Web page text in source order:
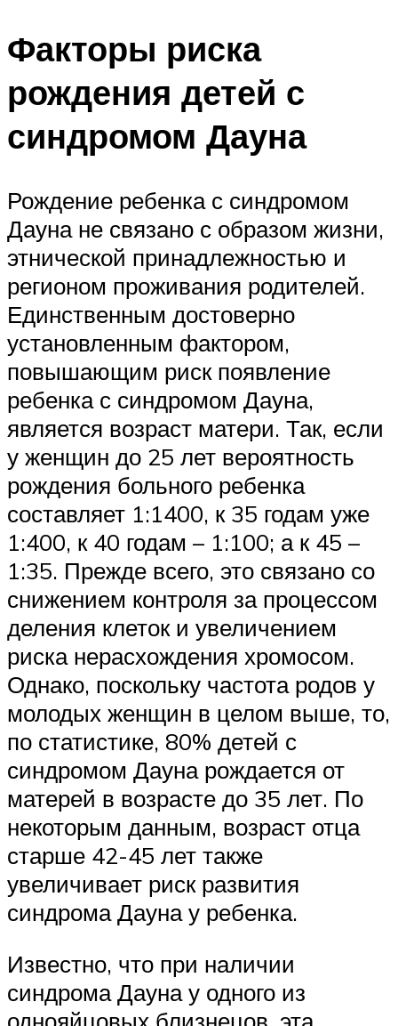
Факторы риска
рождения детей с
синдромом Дауна
Рождение ребенка с синдромом
Дауна не связано с образом жизни,
этнической принадлежностью и
регионом проживания родителей.
Единственным достоверно
установленным фактором,
повышающим риск появление
ребенка с синдромом Дауна,
является возраст матери. Так, если
у женщин до 25 лет вероятность
рождения больного ребенка
составляет 1:1400, к 35 годам уже
1:400, к 40 годам – 1:100; а к 45 –
1:35. Прежде всего, это связано со
снижением контроля за процессом
деления клеток и увеличением
риска нерасхождения хромосом.
Однако, поскольку частота родов у
молодых женщин в целом выше, то,
по статистике, 80% детей с
синдромом Дауна рождается от
матерей в возрасте до 35 лет. По
некоторым данным, возраст отца
старше 42-45 лет также
увеличивает риск развития
синдрома Дауна у ребенка.
Известно, что при наличии
синдрома Дауна у одного из
однояйцовых близнецов, эта